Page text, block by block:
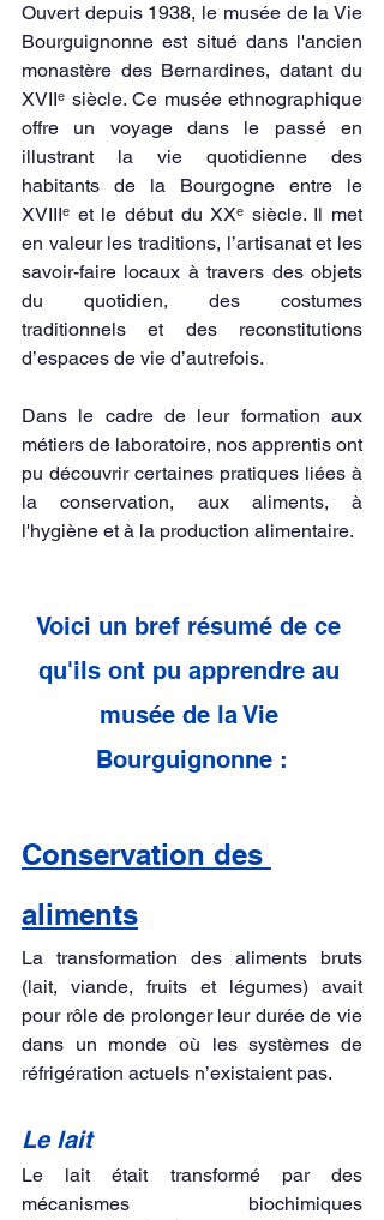
Ouvert depuis 1938, le musée de la Vie
Bourguignonne est situé dans l'ancien
monastère des Bernardines, datant du
XVIIᵉ siècle. Ce musée ethnographique
offre un voyage dans le passé en
illustrant la vie quotidienne des
habitants de la Bourgogne entre le
XVIIIᵉ et le début du XXᵉ siècle. Il met
en valeur les traditions, l’artisanat et les
savoir-faire locaux à travers des objets
du quotidien, des costumes
traditionnels et des reconstitutions
d’espaces de vie d’autrefois.
Dans le cadre de leur formation aux
métiers de laboratoire, nos apprentis ont
pu découvrir certaines pratiques liées à
la conservation, aux aliments, à
l'hygiène et à la production alimentaire.
Voici un bref résumé de ce
qu'ils ont pu apprendre au
musée de la Vie
Bourguignonne :
Conservation des
aliments
La transformation des aliments bruts
(lait, viande, fruits et légumes) avait
pour rôle de prolonger leur durée de vie
dans un monde où les systèmes de
réfrigération actuels n’existaient pas.
Le lait
Le lait était transformé par des
mécanismes biochimiques